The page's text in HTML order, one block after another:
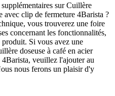
sur Cuillère
avec clip de fermeture 4Barista ?
vous trouverez une foire
concernant les fonctionnalités,
Si vous avez une
doseuse à café en acier
veuillez l'ajouter au
nous ferons un plaisir d'y